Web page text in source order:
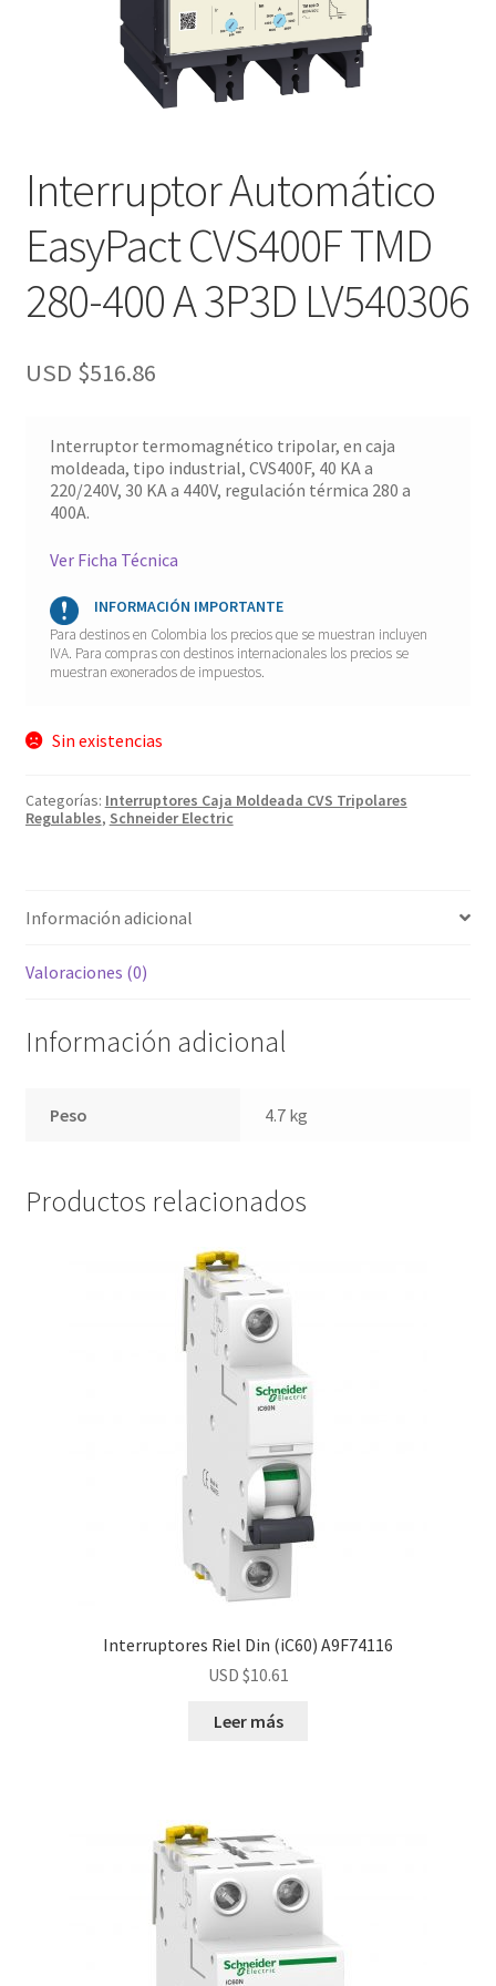
Interruptor Automático
EasyPact CVS400F TMD
280-400 A 3P3D LV540306
USD $516.86
Interruptor termomagnético tripolar, en caja
moldeada, tipo industrial, CVS400F, 40 KA a
220/240V, 30 KA a 440V, regulación térmica 280 a
400A.
Ver Ficha Técnica
INFORMACIÓN IMPORTANTE
Para destinos en Colombia los precios que se muestran incluyen
IVA. Para compras con destinos internacionales los precios se
muestran exonerados de impuestos.
Sin existencias
Categorías: Interruptores Caja Moldeada CVS Tripolares
Regulables, Schneider Electric
Información adicional
Valoraciones (0)
Información adicional
Peso 4.7 kg
Productos relacionados
Interruptores Riel Din (iC60) A9F74116
USD $10.61
Leer más